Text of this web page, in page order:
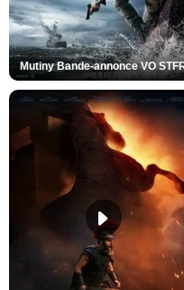
Mutiny Bande-annonce VO